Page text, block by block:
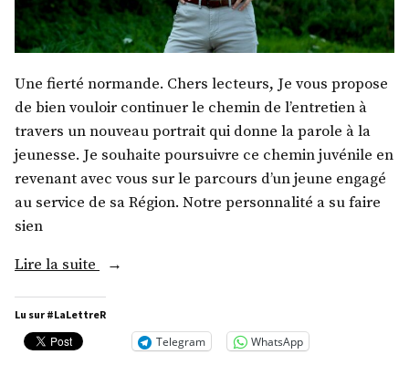
Une fierté normande. Chers lecteurs, Je vous propose
de bien vouloir continuer le chemin de l’entretien à
travers un nouveau portrait qui donne la parole à la
jeunesse. Je souhaite poursuivre ce chemin juvénile en
revenant avec vous sur le parcours d’un jeune engagé
au service de sa Région. Notre personnalité a su faire
sien
Lire la suite
« M.
Lenôtre »
Lu sur #LaLettreR
Telegram WhatsApp